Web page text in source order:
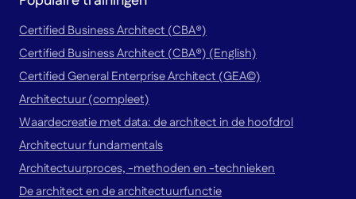
Certified Business Architect (CBA®)
Certified Business Architect (CBA®) (English)
Certified General Enterprise Architect (GEA©)
Architectuur (compleet)
Waardecreatie met data: de architect in de hoofdrol
Architectuur fundamentals
Architectuurproces, -methoden en -technieken
De architect en de architectuurfunctie